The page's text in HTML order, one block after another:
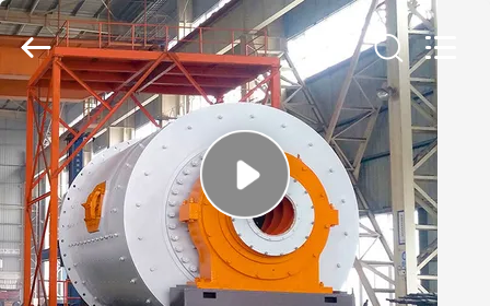
घर
उत्पादों
वीडियो
Machinery
CO.Ltd.
All
Rights
Reserved.
Developed
ECER